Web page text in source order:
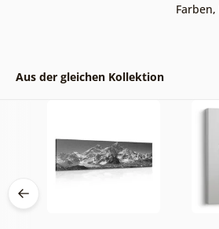
Farben,
Aus der gleichen Kollektion